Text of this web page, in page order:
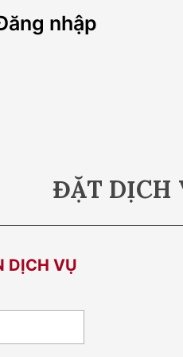
nhập
ĐẶT DỊCH
DỊCH VỤ